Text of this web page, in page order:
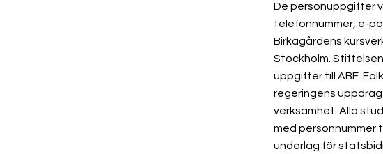
De personuppgifter
telefonnummer, e-
Birkagårdens
Stockholm.
uppgifter till ABF.
regeringens
verksamhet. Alla
med personnummer
underlag för